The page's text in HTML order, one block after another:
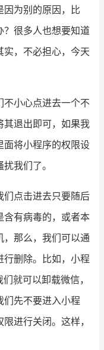
因为别的原因，比
？很多人也想要知道
，不必担心，今天
不小心点进去一个不
其退出即可，如果我
面将小程序的权限设
我们了。
们点击进去只要随后
含有病毒的，或者本
，那么，我们可以通
删除。比如，小程
就可以卸载微信，
们先不要进入小程
进行关闭。这样，